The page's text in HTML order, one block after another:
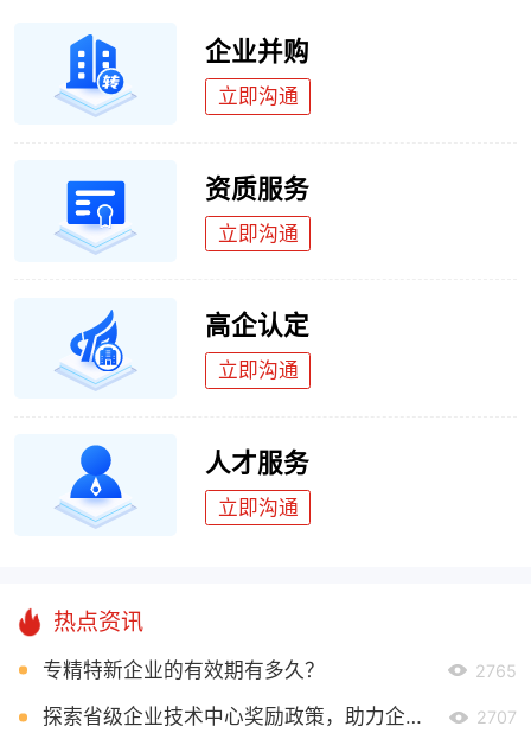
企业并购
立即沟通
资质服务
立即沟通
高企认定
立即沟通
人才服务
立即沟通
热点资讯
专精特新企业的有效期有多久？ 2765
探索省级企业技术中心奖励政策，助力企业创新发展 2707